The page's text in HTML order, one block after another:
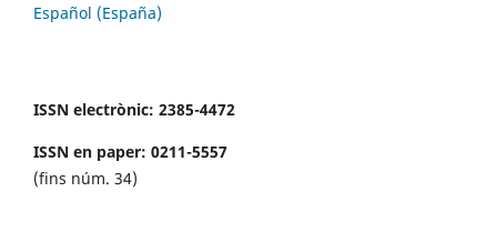
Español (España)
ISSN electrònic: 2385-4472
ISSN en paper: 0211-5557
(fins núm. 34)